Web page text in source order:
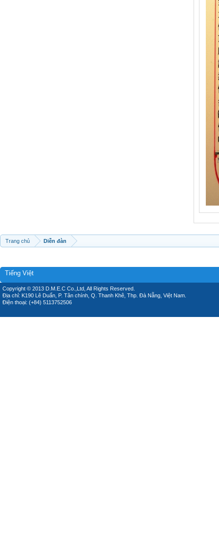
Trang chủ Diễn đàn
Tiếng Việt
Copyright © 2013 D.M.E.C Co.,Ltd, All Rights Reserved.
Địa chỉ: K190 Lê Duẩn, P. Tân chính, Q. Thanh Khê, Thp. Đà Nẵng, Việt Nam.
Điện thoại: (+84) 5113752506